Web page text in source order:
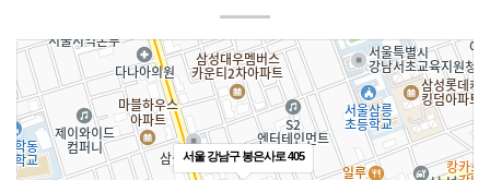
서울 강남구 봉은사로 405